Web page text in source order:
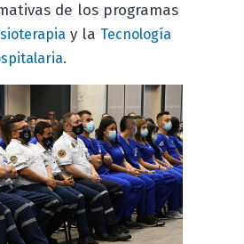
de los programas
y la Tecnología
.